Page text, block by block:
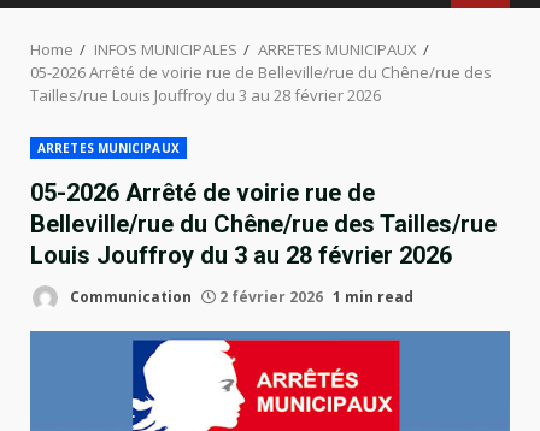
Home INFOS MUNICIPALES
ARRETES MUNICIPAUX
05-2026 Arrêté de voirie rue de Belleville/rue du Chêne/rue des
Tailles/rue Louis Jouffroy du 3 au 28 février 2026
ARRETES MUNICIPAUX
05-2026 Arrêté de voirie rue de
Belleville/rue du Chêne/rue des Tailles/rue
Louis Jouffroy du 3 au 28 février 2026
Communication 2 février 2026 1 min read